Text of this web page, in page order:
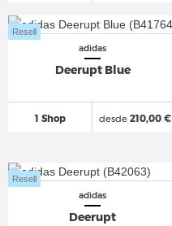
adidas
Deerupt Blue
1 Shop
Resell
desde210,00 €
adidas
Deerupt
Resell